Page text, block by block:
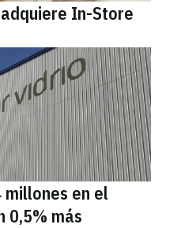
In-Store
en el
0,5% más